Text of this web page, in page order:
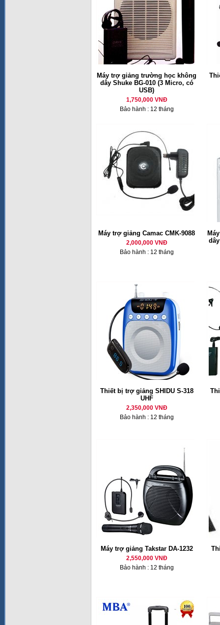
Máy trợ giảng trường học không
dây Shuke BG-010 (3 Micro, có
USB)
1,750,000 VNĐ
Bảo hành : 12 tháng
Máy trợ giảng Camac CMK-9088
2,000,000 VNĐ
Bảo hành : 12 tháng
Thiết bị trợ giảng SHIDU S-318
UHF
2,350,000 VNĐ
Bảo hành : 12 tháng
Máy trợ giảng Takstar DA-1232
2,550,000 VNĐ
Bảo hành : 12 tháng